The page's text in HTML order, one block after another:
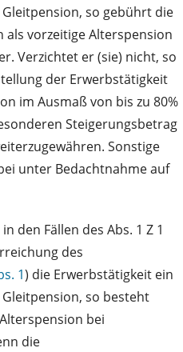
so gebührt die
als vorzeitige Alterspension
Verzichtet er (sie) nicht, so
der Erwerbstätigkeit
im Ausmaß von bis zu 80%
Steigerungsbetrag
Sonstige
unter Bedachtnahme auf
den Fällen des Abs. 1 Z 1
des
1) die Erwerbstätigkeit ein
so besteht
bei
die